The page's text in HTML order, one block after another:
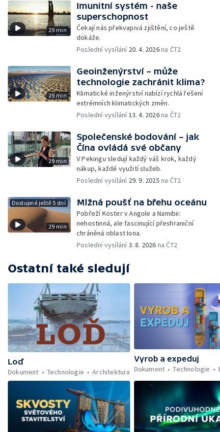
29 min
Imunitní systém - naše
superschopnost
Čekají nás překvapivá zjištění, co ještě
dokáže.
Poslední vysílání 20. 4. 2026na ČT2
29 min
Geoinženýrství – může
technologie zachránit klima?
Klimatické inženýrství nabízí rychlá řešení
extrémních klimatických změn.
Poslední vysílání13. 4. 2026na ČT2
29 min
Společenské bodování – jak
Čína ovládá své občany
V Pekingu sledují každý váš krok, každý
nákup, každé využití služeb.
Poslední vysílání 29. 9. 2025 na ČT2
Dostupné ještě 5 dní
29 min
Mlžná poušť na břehu oceánu
Pobřeží Koster v Angole a Namibii:
nehostinná, ale fascinující přeshraniční
chráněná oblast Iona.
Poslední vysílání3. 8. 2026 na ČT2
Ostatní také sledují
Loď
Dokument
Technologie Architektura
Vyrob a expeduj
Dokument
Technologie